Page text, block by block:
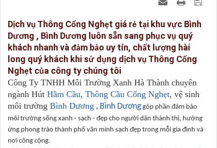
Dịch vụ Thông Cống Nghẹt giá rẻ tại khu vực Bình
Dương , Bình Dương luôn sẵn sang phục vụ quý
khách nhanh và đảm bảo uy tín, chất l ượng hài
long quý khách khi sử d ụng d ịch vụ Thông Cống
Nghẹt của công ty chúng tôi
Công Ty TNHH Môi Trường Xanh Hà Thành chuyên
ngành Hút Hầm Cầu, Thông Cầu Cống Nghẹt, vệ sinh
môi trường Bình Dương , Bình Dươnggóp phần đảm bảo
môi trường sống xanh - sạch - đẹp cho người dân thành thị, hưởng
ứng phong trào thành phố văn minh sạch đẹp trong mỗi gia đình và
nơi công cộng.